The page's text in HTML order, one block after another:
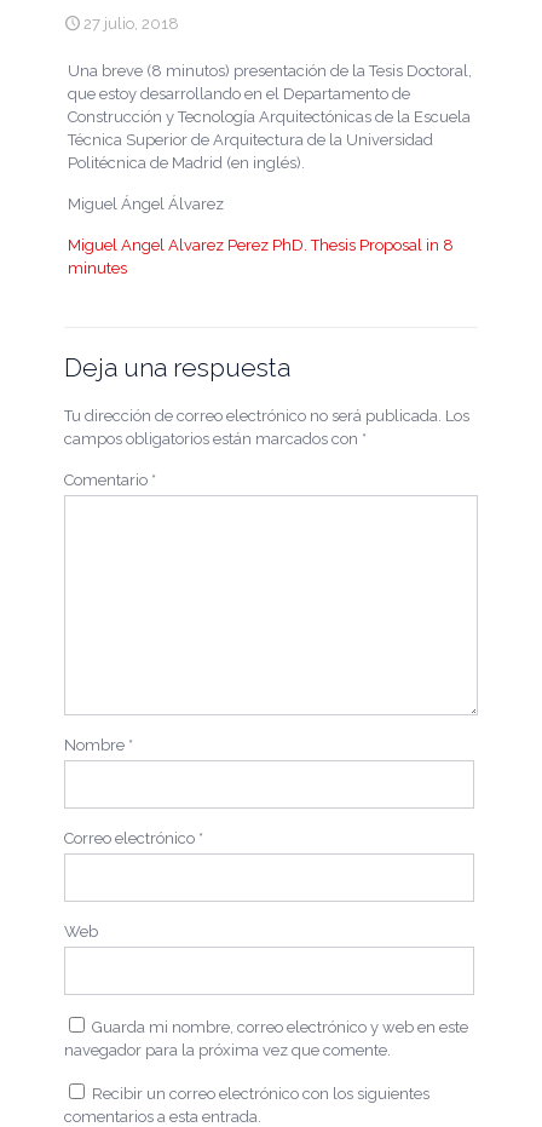
27 julio, 2018
Una breve (8 minutos) presentación de la Tesis Doctoral,
que estoy desarrollando en el Departamento de
Construcción y Tecnología Arquitectónicas de la Escuela
Técnica Superior de Arquitectura de la Universidad
Politécnica de Madrid (en inglés).
Miguel Ángel Álvarez
Miguel Angel Alvarez Perez PhD. Thesis Proposal in 8
minutes
Deja una respuesta
Tu dirección de correo electrónico no será publicada. Los
campos obligatorios están marcados con *
Comentario *
Nombre *
Correo electrónico *
Web
Guarda mi nombre, correo electrónico y web en este
navegador para la próxima vez que comente.
Recibir un correo electrónico con los siguientes
comentarios a esta entrada.